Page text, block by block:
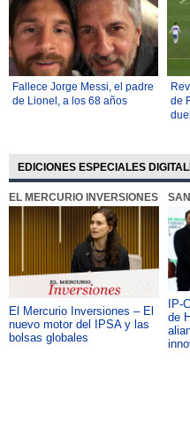
Fallece Jorge Messi, el padre
de Lionel, a los 68 años
de
EDICIONES ESPECIALES
EL MERCURIO INVERSIONES
El Mercurio Inversiones – El
nuevo motor del IPSA y las
bolsas globales
IP-
de